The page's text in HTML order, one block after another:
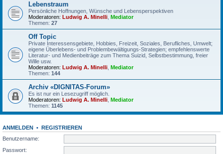
Lebenstraum
Persönliche Hoffnungen, Wünsche und Lebensperspektiven
Moderatoren: Ludwig A. Minelli Mediator
Themen: 27
Off Topic
Private Interessensgebiete, Hobbies, Freizeit, Soziales, Berufliches, Umwelt;
eigene Überlebens- und Problembewältigungs-Strategien; empfehlenswerte
Literatur- und Medienbeiträge zum Thema Suizid, Selbstbestimmung, freier
Wille usw.
Moderatoren: Ludwig A. Minelli Mediator
Themen: 144
Archiv «DIGNITAS-Forum»
Es ist nur ein Lesezugriff möglich.
Moderatoren: Ludwig A. Minelli Mediator
Themen: 1145
ANMELDEN • REGISTRIEREN
Benutzername:
Passwort: